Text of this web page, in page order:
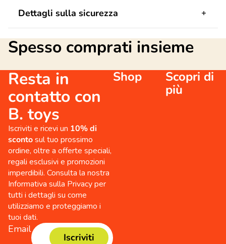
Dettagli sulla sicurezza
Spesso comprati insieme
Resta in
contatto con
B. toys
Iscriviti e ricevi un 10% di
scontosul tuo prossimo
ordine, oltre a offerte speciali,
regali esclusivi e promozioni
imperdibili. Consulta la nostra
Informativa sulla Privacy per
tutti i dettagli su come
utilizziamo e proteggiamo i
tuoi dati.
Email
Iscriviti
Shop
Scopri di
più